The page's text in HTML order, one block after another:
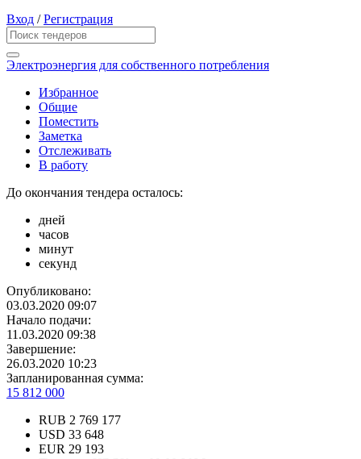
Вход /Регистрация
Электроэнергия для собственного потребления
Избранное
Общие
Поместить
Заметка
Отслеживать
В работу
До окончания тендера осталось:
дней
часов
минут
секунд
Опубликовано:
03.03.2020 09:07
Начало подачи:
11.03.2020 09:38
Завершение:
26.03.2020 10:23
Запланированная сумма:
15 812 000
RUB 2 769 177
USD 33 648
EUR 29 193